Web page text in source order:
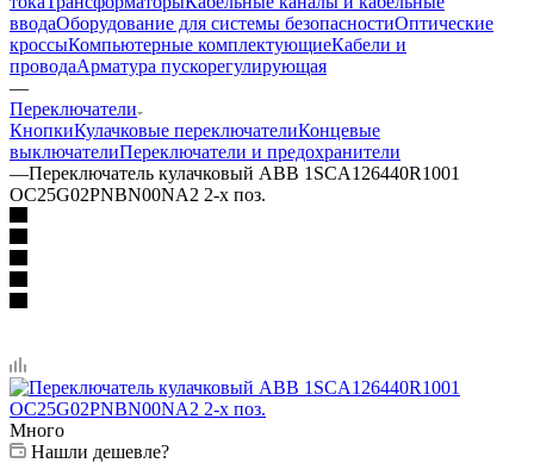
вводаОборудование для системы безопасностиОптические
кроссыКомпьютерные комплектующиеКабели и
проводаАрматура пускорегулирующая
—
Переключатели
КнопкиКулачковые переключателиКонцевые
выключателиПереключатели и предохранители
—Переключатель кулачковый ABB 1SCA126440R1001
OC25G02PNBN00NA2 2-х поз.
Много
Нашли дешевле?